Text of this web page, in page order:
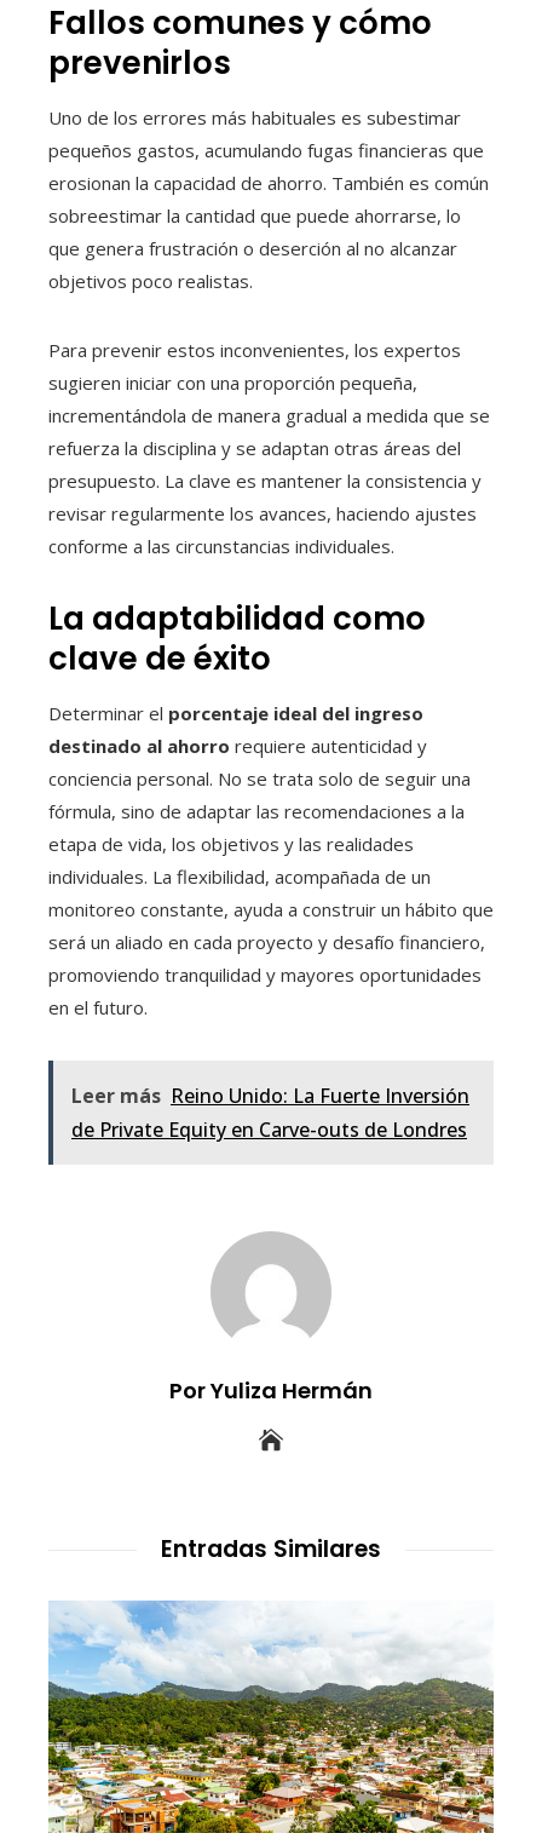
Fallos comunes y cómo
prevenirlos
Uno de los errores más habituales es subestimar
pequeños gastos, acumulando fugas financieras que
erosionan la capacidad de ahorro. También es común
sobreestimar la cantidad que puede ahorrarse, lo
que genera frustración o deserción al no alcanzar
objetivos poco realistas.
Para prevenir estos inconvenientes, los expertos
sugieren iniciar con una proporción pequeña,
incrementándola de manera gradual a medida que se
refuerza la disciplina y se adaptan otras áreas del
presupuesto. La clave es mantener la consistencia y
revisar regularmente los avances, haciendo ajustes
conforme a las circunstancias individuales.
La adaptabilidad como
clave de éxito
Determinar el porcentaje ideal del ingreso
destinado al ahorro requiere autenticidad y
conciencia personal. No se trata solo de seguir una
fórmula, sino de adaptar las recomendaciones a la
etapa de vida, los objetivos y las realidades
individuales. La flexibilidad, acompañada de un
monitoreo constante, ayuda a construir un hábito que
será un aliado en cada proyecto y desafío financiero,
promoviendo tranquilidad y mayores oportunidades
en el futuro.
Leer más Reino Unido: La Fuerte Inversión
de Private Equity en Carve-outs de Londres
Por Yuliza Hermán
Entradas Similares